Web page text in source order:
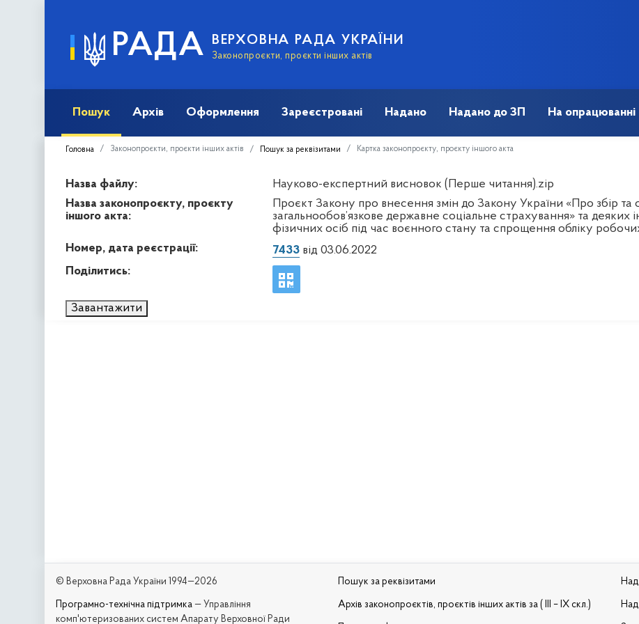
РАДА ВЕРХОВНА РАДА УКРАЇНИ
Законопроєкти, проєкти інших актів
Пошук Архів Оформлення Зареєстровані Надано Надано до ЗП На опрацюванні
Головна Законопроєкти, проєкти інших актів Пошук за реквізитами Картка законопроєкту, проєкту іншого акта
Назва файлу:
Науково-експертний висновок (Перше читання).zip
Назва законопроєкту, проєкту
іншого акта:
Проєкт Закону про внесення змін до Закону України «Про збір та
загальнообов’язкове державне соціальне страхування» та деяких
фізичних осіб під час воєнного стану та спрощення обліку
Номер, дата реєстрації:
7433від 03.06.2022
Поділитись:
Завантажити
© Верховна Рада України 1994—2026
Програмно-технічна підтримка — Управління
комп'ютеризованих систем Апарату Верховної Ради
Пошук за реквізитами
Архів законопроєктів, проєктів інших актів за ( III – IX скл.)